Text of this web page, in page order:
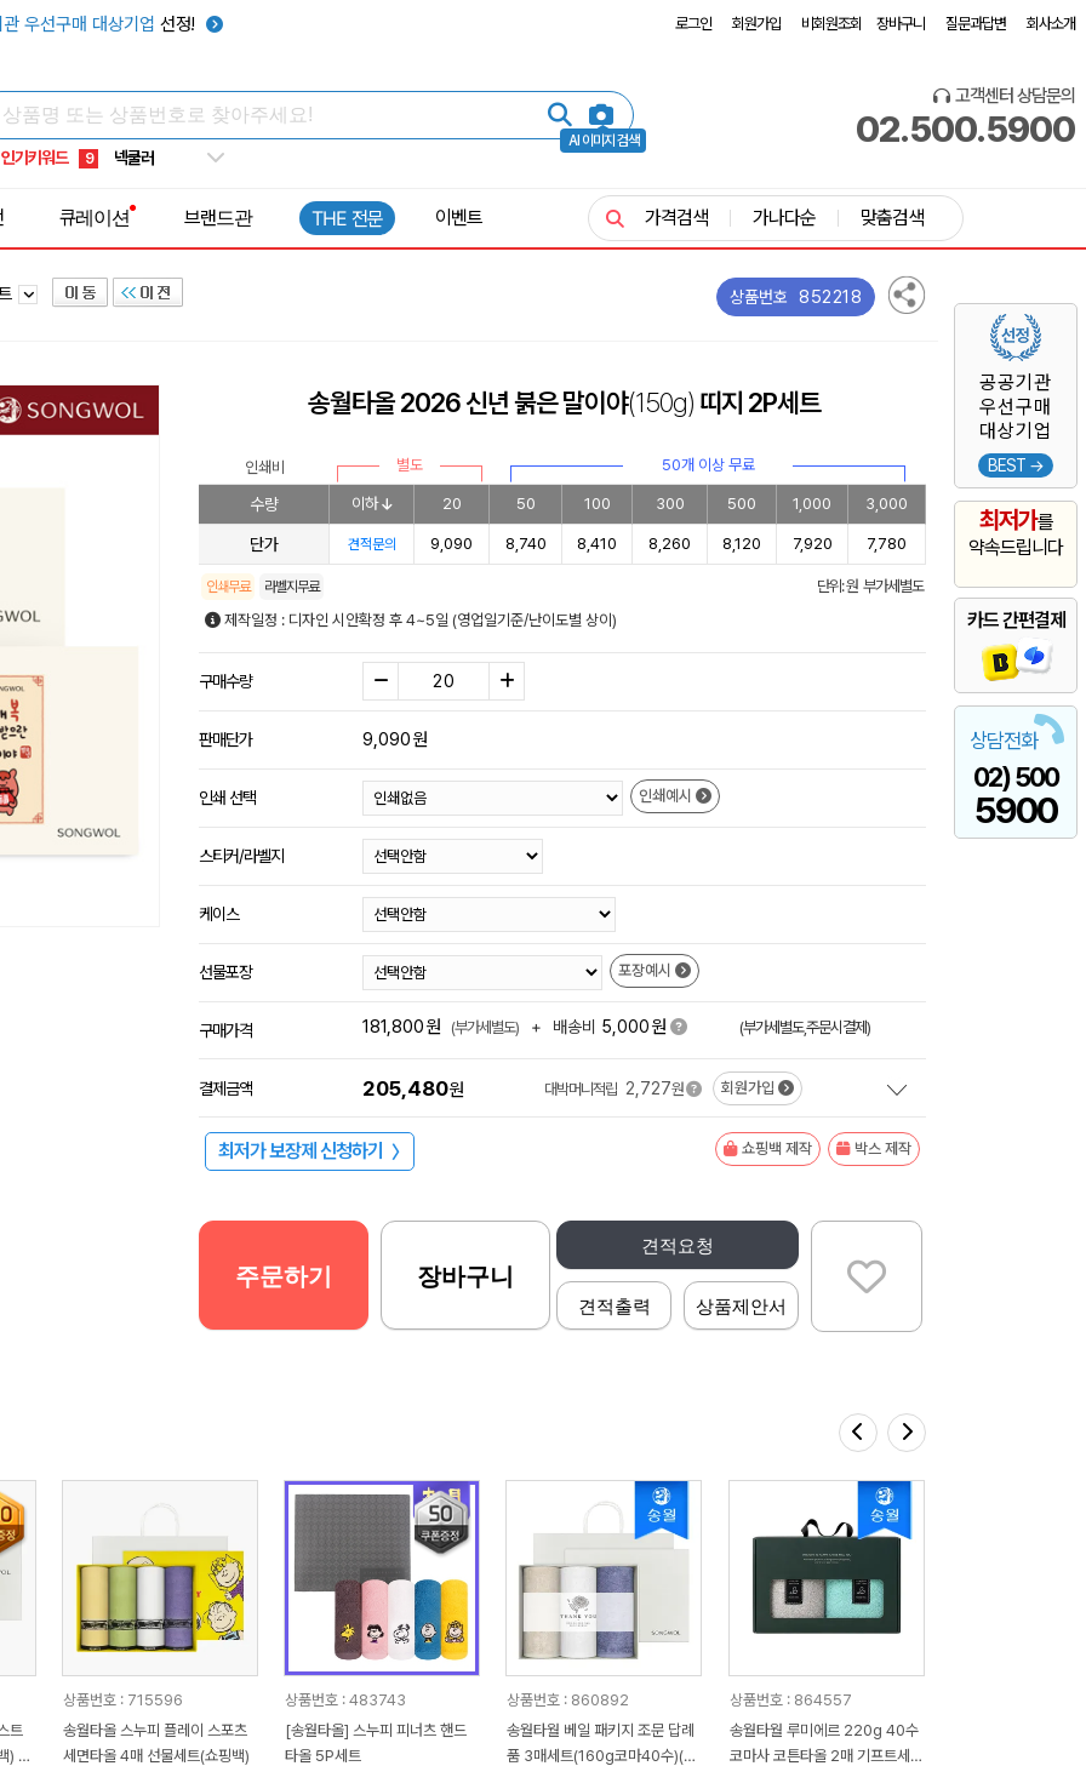
우선구매 대상기업 선정! 로그인 회원가입 비회원조회 장바구니 질문과답변 회사소개
AI 이미지 검색
인기키워드
5 키캡
8 쿨토시
9 넥쿨러
1 선풍기
고객센터 상담문의
02.500.5900
공공기관
우선구매
대상기업
BEST →
최저가를
약속드립니다
카드 간편결제
상담전화
02) 500
5900
큐레이션 브랜드관 THE 전문 이벤트 가격검색 가나다순 맞춤검색
상품번호 852218
송월타올 2026 신년 붉은 말이야(150g) 띠지 2P세트
인쇄비 별도 50개 이상 무료
수량 이하 20 50 100 300 500 1,000 3,000
단가 견적문의 9,090 8,740 8,410 8,260 8,120 7,920 7,780
인쇄무료 라벨지무료
단위: 원 부가세별도
제작일정 : 디자인 시안확정 후 4~5일 (영업일기준/난이도별 상이)
구매수량
판매단가 9,090원
인쇄 선택 인쇄예시
스티커/라벨지
케이스
선물포장 포장예시
구매가격 181,800원 (부가세별도) + 배송비 5,000원 (부가세별도,주문시결제)
결제금액 205,480원 대박머니적립 2,727원 회원가입
최저가 보장제 신청하기 〉 쇼핑백 제작 박스 제작
견적요청
견적출력 상품제안서
주문하기 장바구니
트
) 기
상품번호 : 715596
송월타올 스누피 플레이 스포츠
세면타올 4매 선물세트(쇼핑백)
상품번호 : 483743
[송월타올] 스누피 피너츠 핸드
타올 5P세트
상품번호 : 860892
송월타월 베일 패키지 조문 답례
품 3매세트(160g코마40수)(쇼
상품번호 : 864557
송월타월 루미에르 220g 40수
코마사 코튼타올 2매 기프트세트